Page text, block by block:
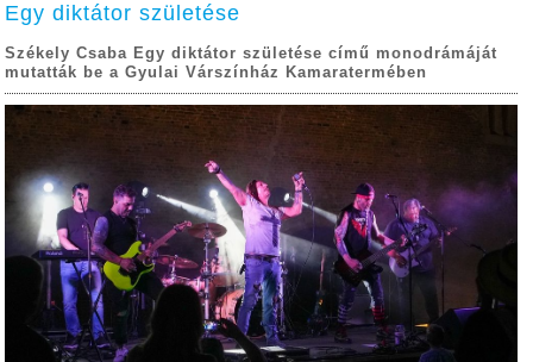
Egy diktátor születése
Székely Csaba Egy diktátor születése című monodrámáját
mutatták be a Gyulai Várszínház Kamaratermében